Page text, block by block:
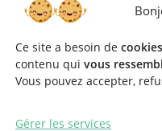
Ce site a besoin de cookies
contenu qui vous
Vous pouvez accepter,
Gérer les services